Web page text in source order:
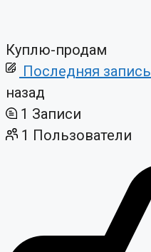
Куплю-продам
Последняя запись
назад
1 Записи
1 Пользователи